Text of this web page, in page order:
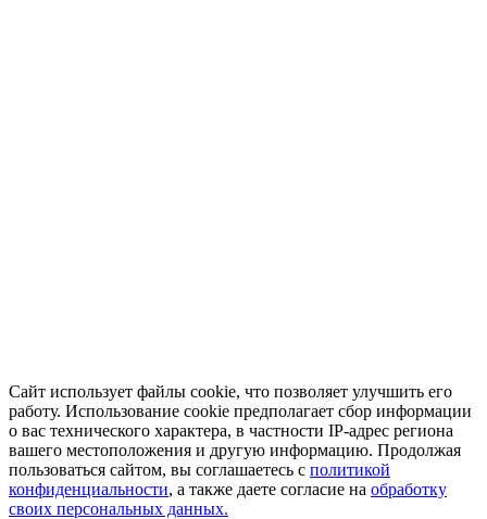
Сайт использует файлы cookie, что позволяет улучшить его
работу. Использование cookie предполагает сбор информации
о вас технического характера, в частности IP-адрес региона
вашего местоположения и другую информацию. Продолжая
пользоваться сайтом, вы соглашаетесь с политикой
конфиденциальности, а также даете согласие на обработку
своих персональных данных.